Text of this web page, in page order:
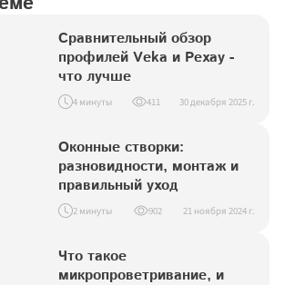
Сравнительный обзор
профилей Veka и Рехау -
что лучше
4 минуты 411 30 декабря 2025 г.
Оконные створки:
разновидности, монтаж и
правильный уход
2 минуты 902 21 ноября 2024 г.
Что такое
микропроветривание, и